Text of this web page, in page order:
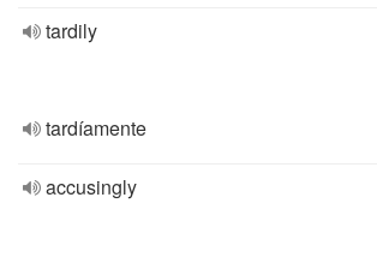
tardily
tardíamente
accusingly